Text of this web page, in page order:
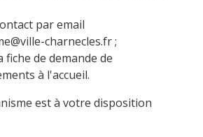
par email
charnecles.fr;
fiche de demande de
à l'accueil.
est à votre disposition